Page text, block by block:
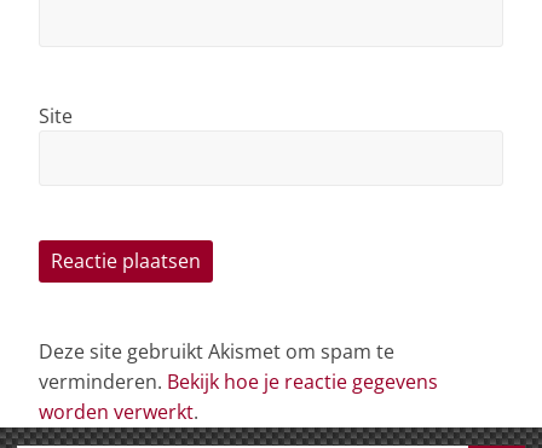
Site
Deze site gebruikt Akismet om spam te
verminderen. Bekijk hoe je reactie gegevens
worden verwerkt.